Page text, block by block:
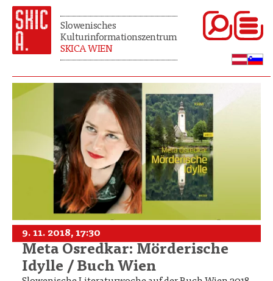
Slowenisches
Kulturinformationszentrum
SKICA WIEN
9. 11. 2018, 17:30
Meta Osredkar: Mörderische
Idylle / Buch Wien